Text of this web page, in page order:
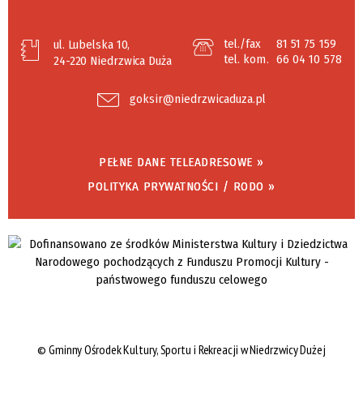
ul. Lubelska 10,
24-220 Niedrzwica Duża
tel./fax
81 51 75 159
tel. kom. 66 04 10 578
goksir@niedrzwicaduza.pl
PEŁNE DANE TELEADRESOWE »
POLITYKA PRYWATNOŚCI / RODO »
© Gminny Ośrodek Kultury, Sportu i Rekreacji w Niedrzwicy Dużej